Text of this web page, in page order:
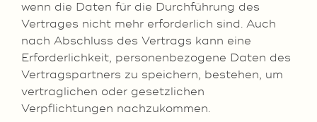
wenn die Daten für die Durchführung des
Vertrages nicht mehr erforderlich sind. Auch
nach Abschluss des Vertrags kann eine
Erforderlichkeit, personenbezogene Daten des
Vertragspartners zu speichern, bestehen, um
vertraglichen oder gesetzlichen
Verpflichtungen nachzukommen.